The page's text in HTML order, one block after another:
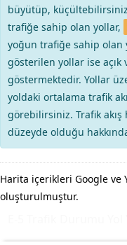
büyütüp,
trafiğe sahip olan yollar,
yoğun trafiğe sahip olan
gösterilen yollar ise açık
göstermektedir. Yollar
yoldaki ortalama trafik
görebilirsiniz. Trafik akış
düzeyde olduğu
Harita içerikleri Google ve
oluşturulmuştur.